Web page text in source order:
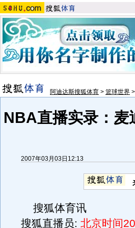
阿迪达斯搜狐体育 > 篮球世界 >
NBA直播实录：麦
2007年03月03日12:13
搜狐体育讯
搜狐直播员: 北京时间